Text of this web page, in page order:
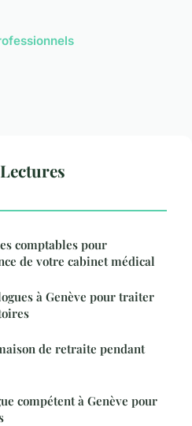
comptables pour
de votre cabinet médical
à Genève pour traiter
de retraite pendant
compétent à Genève pour